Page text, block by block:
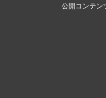
公開コンテン